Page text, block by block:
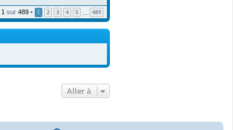
1 sur 489 • 1 2 3 4 5 … 489
Aller à